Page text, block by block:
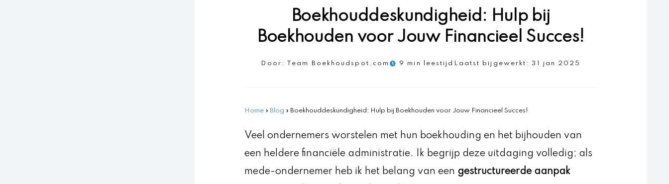
Boekhouddeskundigheid: Hulp bij
Boekhouden voor Jouw Financieel Succes!
Door: Team Boekhoudspot.com 9 min leestijd Laatst bijgewerkt: 31 jan 2025
Home » Blog » Boekhouddeskundigheid: Hulp bij Boekhouden voor Jouw Financieel Succes!
Veel ondernemers worstelen met hun boekhouding en het bijhouden van
een heldere financiële administratie. Ik begrijp deze uitdaging volledig; als
mede-ondernemer heb ik het belang van een gestructureerde aanpak